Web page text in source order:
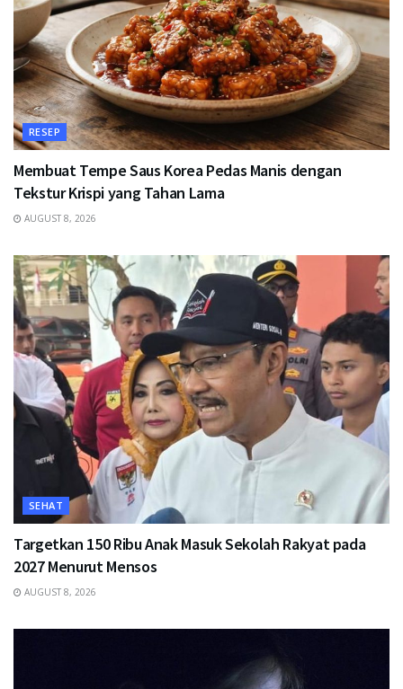
RESEP
Membuat Tempe Saus Korea Pedas Manis dengan
Tekstur Krispi yang Tahan Lama
AUGUST 8, 2026
SEHAT
Targetkan 150 Ribu Anak Masuk Sekolah Rakyat pada
2027 Menurut Mensos
AUGUST 8, 2026